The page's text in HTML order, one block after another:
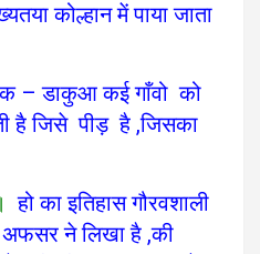
कोल्हान में पाया जाता
– डाकुआकई गाँवो को
है जिसे पीड़ है ,जिसका
हो का इतिहास गौरवशाली
ने लिखा है ,की